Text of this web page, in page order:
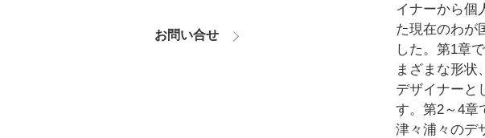
お問い合せ
イナーから個
た現在のわが
した。第1章
まざまな形状
デザイナーと
す。第2～4章
津々浦々のデ